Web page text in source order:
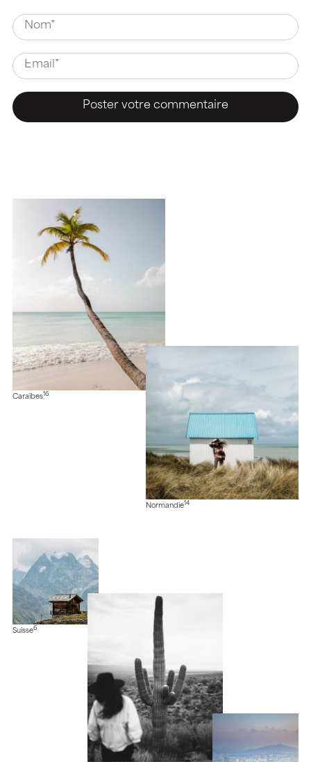
Caraïbes16
Normandie14
Suisse6